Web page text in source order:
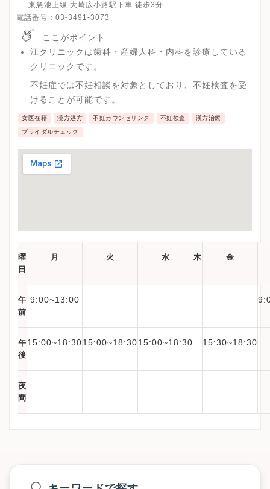
東急池上線 大崎広小路駅下車 徒歩3分
電話番号： 03-3491-3073
ここがポイント
江クリニックは歯科・産婦人科・内科を診療している
クリニックです。
不妊症では不妊相談を対象としており、不妊検査を受
けることが可能です。
女医在籍 漢方処方 不妊カウンセリング 不妊検査 漢方治療
ブライダルチェック
曜
日
月 火 水 木 金
午
前
9:00~13:00
午
後
15:00~18:3015:00~18:3015:00~18:30 15:30~18:30
夜
間